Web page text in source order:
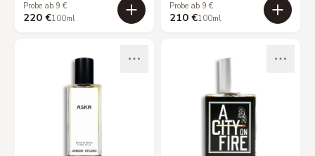
Probe ab 9 €
220 €100ml
Probe ab 9 €
210 €100ml